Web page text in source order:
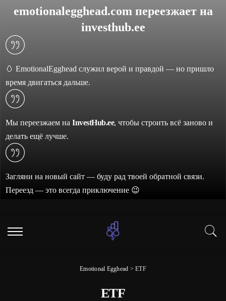
emotionalegghead.com переезжает на
investhub.ee
🥚 EmotionalEgghead служил верой и правдой — но пришло
время двигаться дальше.
Мы переезжаем на InvestHub.ee, чтобы строить всё заново и
делать ещё лучше.
Загляни на новый сайт — буду рад твоей обратной связи.
Переезд — это всегда приключение 😉
Emotional Egghead >ETF
ETF